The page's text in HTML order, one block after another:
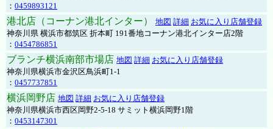
： 0459893121
港北店（コーナン港北インター） 地図 詳細 お気に入り店舗登録
神奈川県 横浜市都筑区 折本町 191番地コーナン港北インター店2階
： 0454786851
ブランチ横浜南部市場店 地図 詳細 お気に入り店舗登録
神奈川県横浜市金沢区鳥浜町1-1
： 0457737851
横浜岡野店 地図 詳細 お気に入り店舗登録
神奈川県横浜市西区岡野2-5-18 サミット横浜岡野1階
： 0453147301